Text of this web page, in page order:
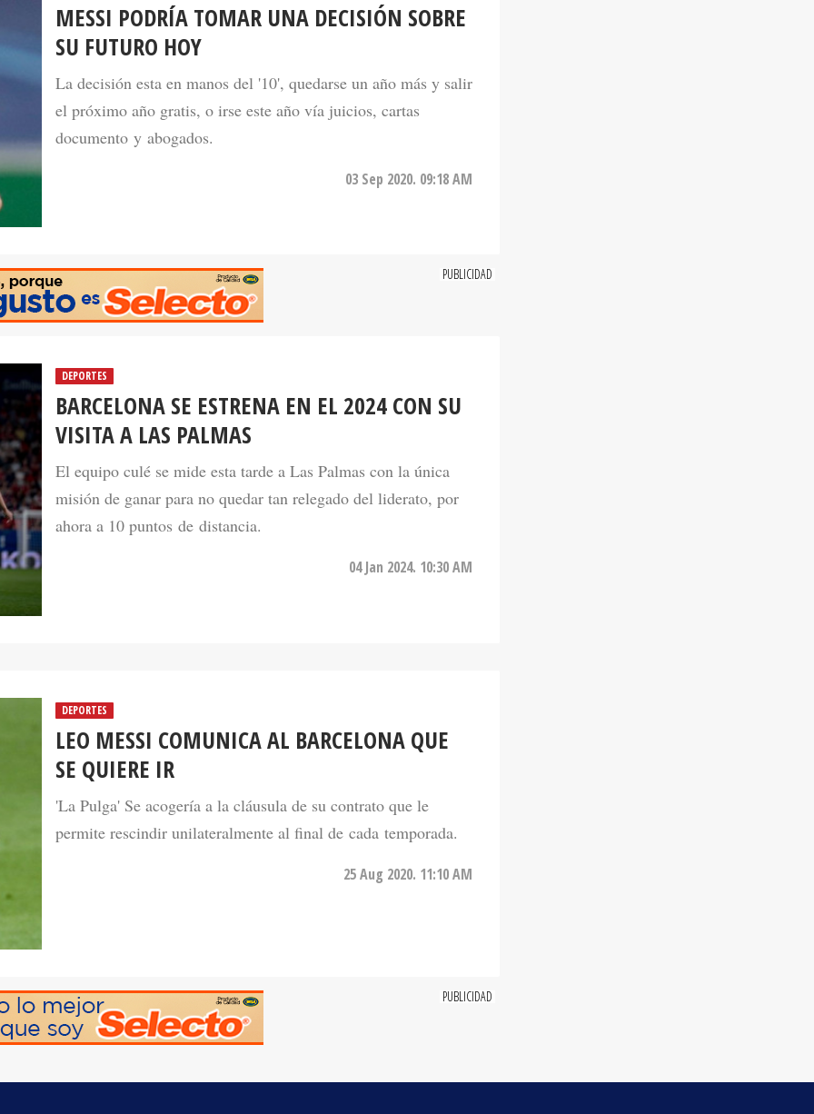
MESSI PODRÍA TOMAR UNA DECISIÓN SOBRE
SU FUTURO HOY
La decisión esta en manos del '10', quedarse un año más y salir
el próximo año gratis, o irse este año vía juicios, cartas
documento y abogados.
03 Sep 2020. 09:18 AM
BARCELONA SE ESTRENA EN EL 2024 CON SU
VISITA A LAS PALMAS
El equipo culé se mide esta tarde a Las Palmas con la única
misión de ganar para no quedar tan relegado del liderato, por
ahora a 10 puntos de distancia.
LEO MESSI COMUNICA AL BARCELONA QUE
SE QUIERE IR
'La Pulga' Se acogería a la cláusula de su contrato que le
permite rescindir unilateralmente al final de cada temporada.
25 Aug 2020. 11:10 AM